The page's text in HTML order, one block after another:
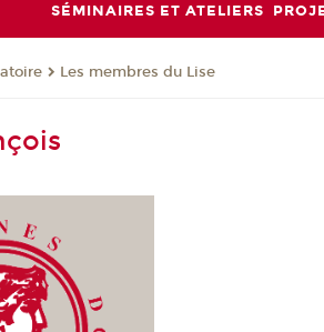
SÉMINAIRES ET ATELIERS
Les membres du Lise